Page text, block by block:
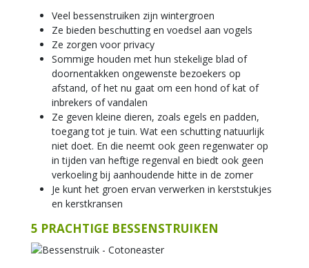
Veel bessenstruiken zijn wintergroen
Ze bieden beschutting en voedsel aan vogels
Ze zorgen voor privacy
Sommige houden met hun stekelige blad of
doornentakken ongewenste bezoekers op
afstand, of het nu gaat om een hond of kat of
inbrekers of vandalen
Ze geven kleine dieren, zoals egels en padden,
toegang tot je tuin. Wat een schutting natuurlijk
niet doet. En die neemt ook geen regenwater op
in tijden van heftige regenval en biedt ook geen
verkoeling bij aanhoudende hitte in de zomer
Je kunt het groen ervan verwerken in kerststukjes
en kerstkransen
5 PRACHTIGE BESSENSTRUIKEN